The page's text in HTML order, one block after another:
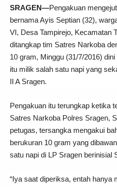
SRAGEN—Pengakuan
bernama Ayis Septian (32),
VI, Desa Tampirejo, Kecamatan
ditangkap tim Satres Narkoba
10 gram, Minggu (31/7/2016)
itu milik salah satu napi yang
II A Sragen.
Pengakuan itu terungkap ketika
Satres Narkoba Polres Sragen,
petugas, tersangka mengakui
berukuran 10 gram yang
satu napi di LP Sragen berinisial
“Iya saat diperiksa, entah hanya